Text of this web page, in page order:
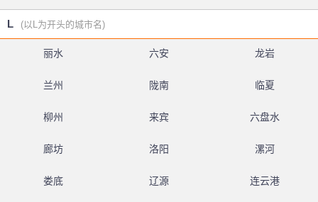
L (以L为开头的城市名)
丽水 六安 龙岩
兰州 陇南 临夏
柳州 来宾 六盘水
廊坊 洛阳 漯河
娄底 辽源 连云港